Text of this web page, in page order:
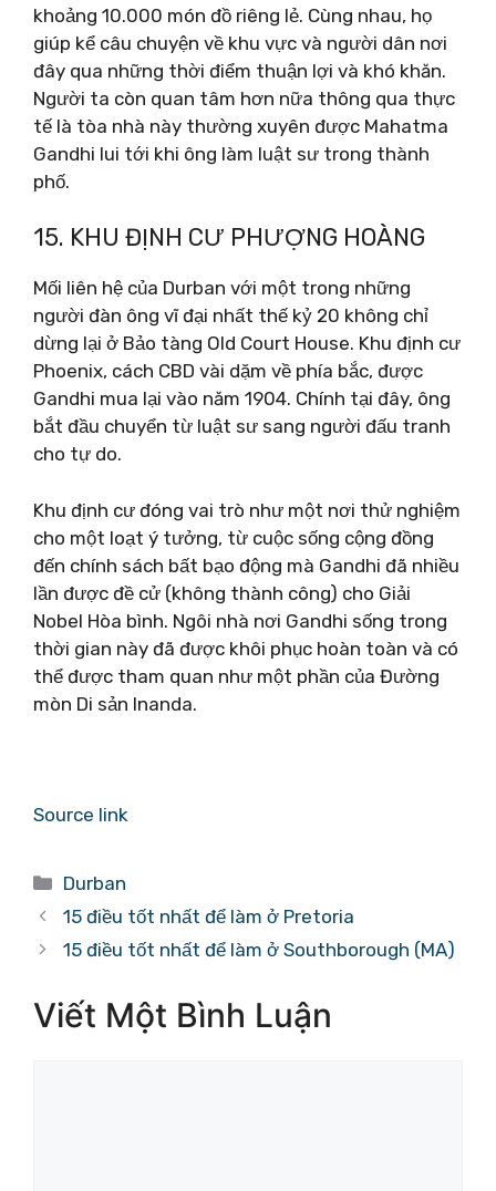
khoảng 10.000 món đồ riêng lẻ. Cùng nhau, họ
giúp kể câu chuyện về khu vực và người dân nơi
đây qua những thời điểm thuận lợi và khó khăn.
Người ta còn quan tâm hơn nữa thông qua thực
tế là tòa nhà này thường xuyên được Mahatma
Gandhi lui tới khi ông làm luật sư trong thành
phố.
15. KHU ĐỊNH CƯ PHƯỢNG HOÀNG
Mối liên hệ của Durban với một trong những
người đàn ông vĩ đại nhất thế kỷ 20 không chỉ
dừng lại ở Bảo tàng Old Court House. Khu định cư
Phoenix, cách CBD vài dặm về phía bắc, được
Gandhi mua lại vào năm 1904. Chính tại đây, ông
bắt đầu chuyển từ luật sư sang người đấu tranh
cho tự do.
Khu định cư đóng vai trò như một nơi thử nghiệm
cho một loạt ý tưởng, từ cuộc sống cộng đồng
đến chính sách bất bạo động mà Gandhi đã nhiều
lần được đề cử (không thành công) cho Giải
Nobel Hòa bình. Ngôi nhà nơi Gandhi sống trong
thời gian này đã được khôi phục hoàn toàn và có
thể được tham quan như một phần của Đường
mòn Di sản Inanda.
Source link
Danh
mục
Durban
15 điều tốt nhất để làm ở Pretoria
15 điều tốt nhất để làm ở Southborough (MA)
Viết Một Bình Luận